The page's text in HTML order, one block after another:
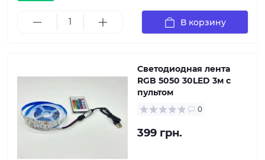
В корзину
Светодиодная лента
RGB 5050 30LED 3м с
пультом
0
399 грн.